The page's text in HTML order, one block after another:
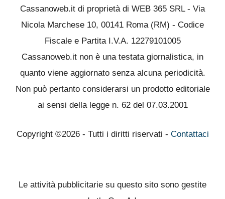
Cassanoweb.it di proprietà di WEB 365 SRL - Via
Nicola Marchese 10, 00141 Roma (RM) - Codice
Fiscale e Partita I.V.A. 12279101005
Cassanoweb.it non è una testata giornalistica, in
quanto viene aggiornato senza alcuna periodicità.
Non può pertanto considerarsi un prodotto editoriale
ai sensi della legge n. 62 del 07.03.2001
Copyright ©2026 - Tutti i diritti riservati - Contattaci
Le attività pubblicitarie su questo sito sono gestite